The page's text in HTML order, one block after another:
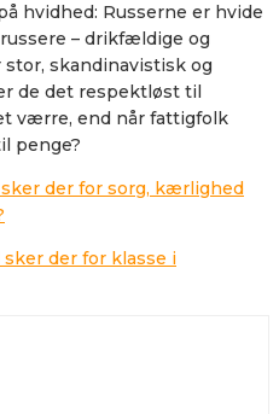
hvidhed: Russerne er hvide
– drikfældige og
stor, skandinavistisk og
de det respektløst til
værre, end når fattigfolk
penge?
der for sorg, kærlighed
der for klasse i